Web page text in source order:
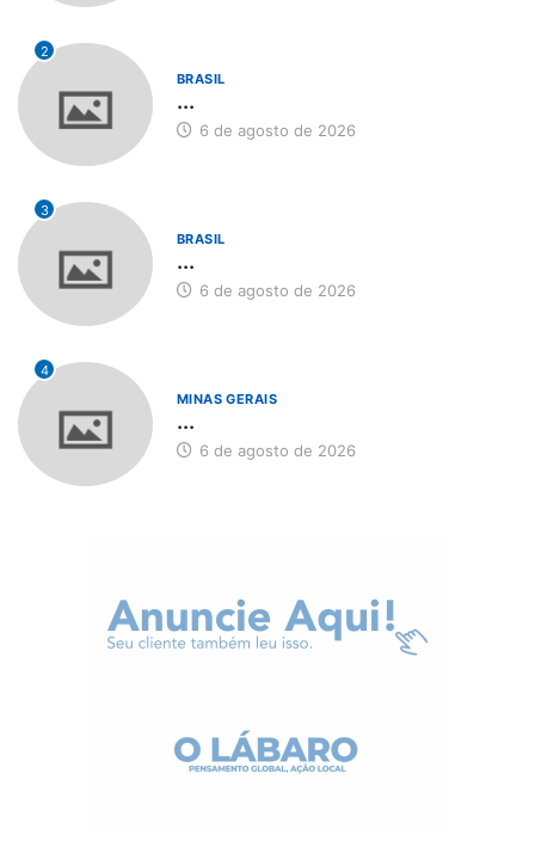
2
BRASIL
...
6 de agosto de 2026
3
BRASIL
...
6 de agosto de 2026
4
MINAS GERAIS
...
6 de agosto de 2026